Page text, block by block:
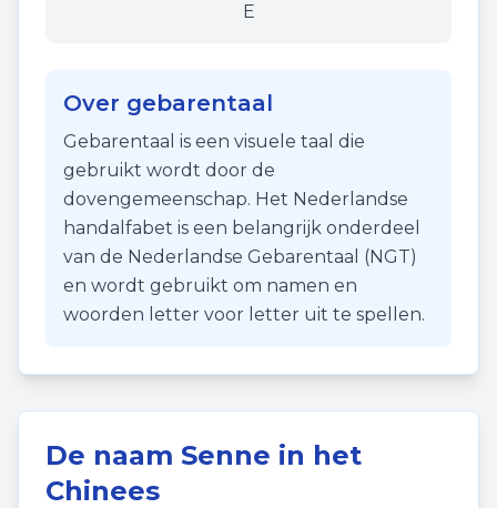
E
Over gebarentaal
Gebarentaal is een visuele taal die
gebruikt wordt door de
dovengemeenschap. Het Nederlandse
handalfabet is een belangrijk onderdeel
van de Nederlandse Gebarentaal (NGT)
en wordt gebruikt om namen en
woorden letter voor letter uit te spellen.
De naam Senne in het
Chinees